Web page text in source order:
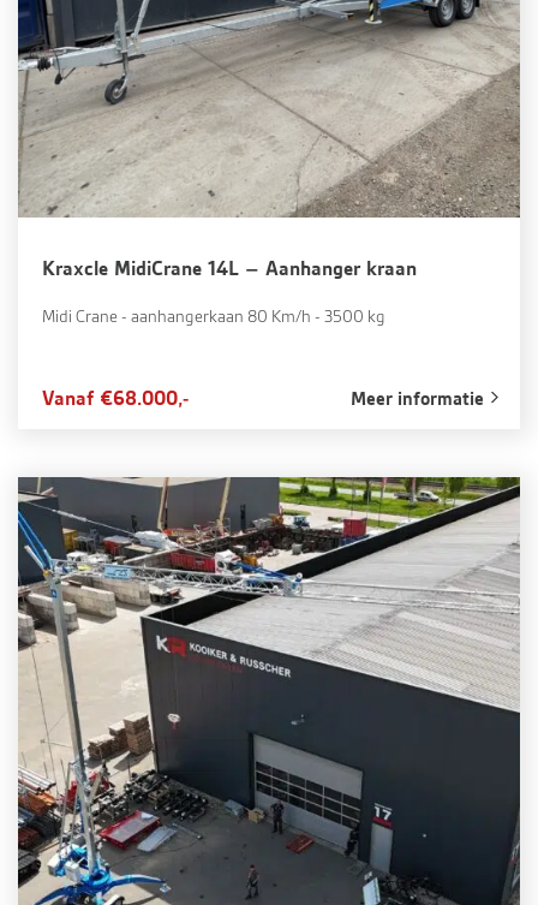
Kraxcle MidiCrane 14L – Aanhanger kraan
Midi Crane - aanhangerkaan 80 Km/h - 3500 kg
Vanaf €68.000,- Meer informatie